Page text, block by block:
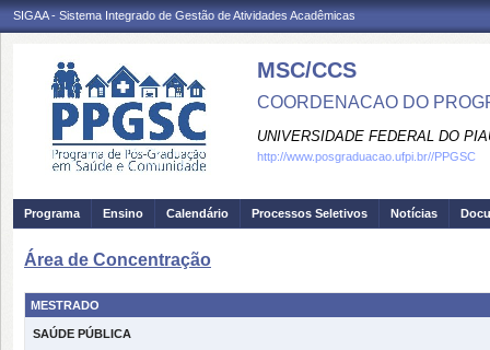
SIGAA - Sistema Integrado de Gestão de Atividades Acadêmicas
MSC/CCS
COORDENACAO DO
UNIVERSIDADE FEDERAL DO
http://www.posgraduacao.ufpi.br//PPGSC
Programa Ensino Calendário Processos Seletivos Notícias
Área de Concentração
MESTRADO
SAÚDE PÚBLICA